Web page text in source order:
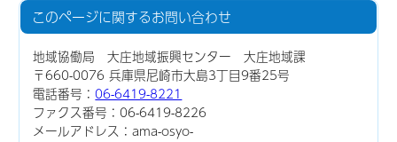
このページに関するお問い合わせ
地域協働局 大庄地域振興センター 大庄地域課
〒660-0076 兵庫県尼崎市大島3丁目9番25号
電話番号：06-6419-8221
ファクス番号：06-6419-8226
メールアドレス：ama-osyo-